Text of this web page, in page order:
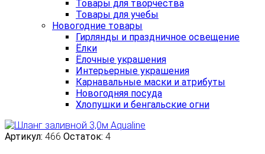
Товары для творчества
Товары для учебы
Новогодние товары
Гирлянды и праздничное освещение
Ёлки
Ёлочные украшения
Интерьерные украшения
Карнавальные маски и атрибуты
Новогодняя посуда
Хлопушки и бенгальские огни
Артикул: 466 Остаток: 4